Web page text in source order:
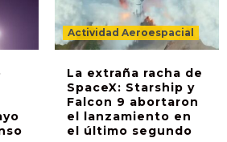
Actividad Aeroespacial
La extraña racha de
SpaceX: Starship y
Falcon 9 abortaron
el lanzamiento en
el último segundo